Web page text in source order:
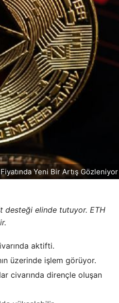
Yeni Bir Artış Gözleniyor
desteği elinde tutuyor. ETH
aktifti.
üzerinde işlem görüyor.
civarında dirençle oluşan